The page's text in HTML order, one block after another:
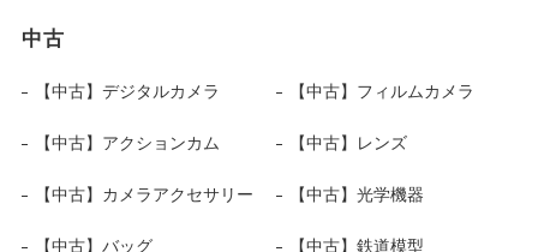
中古
【中古】デジタルカメラ 【中古】フィルムカメラ
【中古】アクションカム 【中古】レンズ
【中古】カメラアクセサリー 【中古】光学機器
【中古】バッグ 【中古】鉄道模型